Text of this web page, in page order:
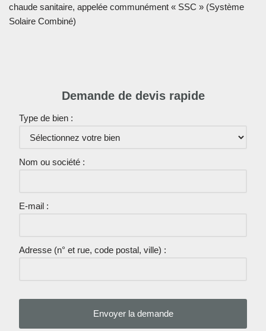
chaude sanitaire, appelée communément « SSC » (Système
Solaire Combiné)
Demande de devis rapide
Type de bien :
Nom ou société :
E-mail :
Adresse (n° et rue, code postal, ville) :